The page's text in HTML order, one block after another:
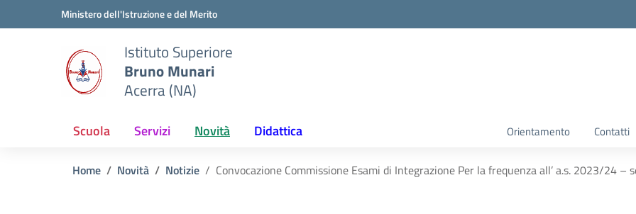
Vai ai contenuti
Vai al menu di navigazioneMinistero dell'Istruzione e del Merito
Istituto Superiore
Bruno Munari
Acerra (NA)
Scuola Servizi Novità Didattica Orientamento Contatti
Home Novità Notizie Convocazione Commissione Esami di Integrazione Per la frequenza all’ a.s. 2023/24 –